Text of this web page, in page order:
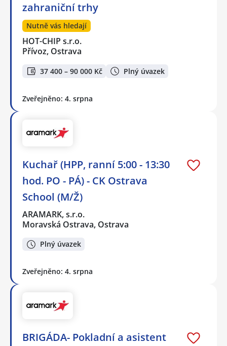
zahraniční trhy
Nutně vás hledají
HOT-CHIP s.r.o.
Přívoz, Ostrava
37 400 – 90 000 Kč Plný úvazek
Zveřejněno: 4. srpna
Kuchař (HPP, ranní 5:00 - 13:30
hod. PO - PÁ) - CK Ostrava
School (M/Ž)
ARAMARK, s.r.o.
Moravská Ostrava, Ostrava
Plný úvazek
Zveřejněno: 4. srpna
BRIGÁDA- Pokladní a asistent